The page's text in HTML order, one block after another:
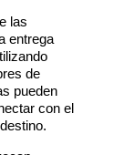
las
entrega
de
pueden
con el